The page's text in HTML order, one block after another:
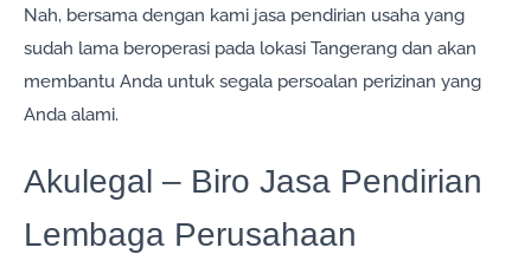
Nah, bersama dengan kami jasa pendirian usaha yang
sudah lama beroperasi pada lokasi Tangerang dan akan
membantu Anda untuk segala persoalan perizinan yang
Anda alami.
Akulegal – Biro Jasa Pendirian
Lembaga Perusahaan